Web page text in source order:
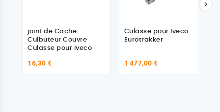
joint de Cache
Culbuteur Couvre
Culasse pour Iveco
16,30 €
Culasse pour Iveco
Eurotrakker
1 477,00 €
